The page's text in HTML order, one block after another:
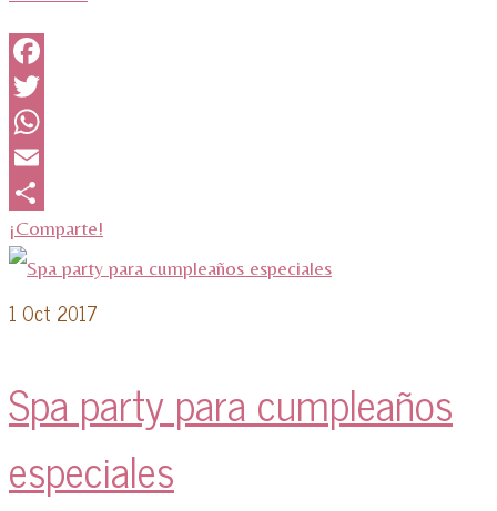
Facebook
Twitter
WhatsApp
Email
¡Comparte!
1 Oct 2017
Spa party para cumpleaños
especiales